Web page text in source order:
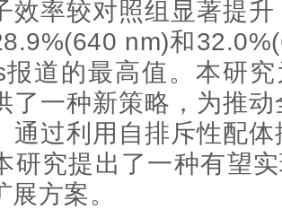
效率较对照组显著提
nm)和
报道的最高值。本研
了一种新策略，为推
通过利用自排斥性配
研究提出了一种有望
方案。